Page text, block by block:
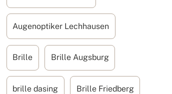
Augenoptiker Lechhausen
Brille Brille Augsburg
brille dasing Brille Friedberg